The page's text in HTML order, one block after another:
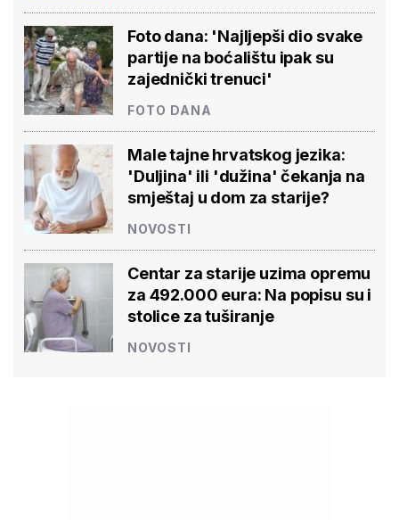
Foto dana: 'Najljepši dio svake
partije na boćalištu ipak su
zajednički trenuci'
FOTO DANA
Male tajne hrvatskog jezika:
'Duljina' ili 'dužina' čekanja na
smještaj u dom za starije?
NOVOSTI
Centar za starije uzima opremu
za 492.000 eura: Na popisu su i
stolice za tuširanje
NOVOSTI